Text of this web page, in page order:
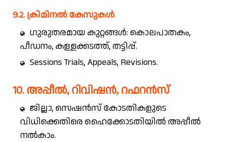
9.2. ക്രിമിനൽ കേസുകൾ
ഗുരുതരമായ കുറ്റങ്ങൾ: കൊലപാതകം,
പീഡനം, കള്ളക്കടത്ത്, തട്ടിപ്പ്.
Sessions Trials, Appeals, Revisions.
10. അപ്പീൽ, റിവിഷൻ, റഫറൻസ്
ജില്ലാ, സെഷൻസ് കോടതികളുടെ
വിധിക്കെതിരെ ഹൈക്കോടതിയിൽ അപ്പീൽ
നൽകാം.